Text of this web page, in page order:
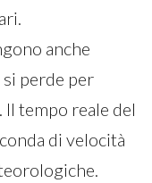
anche
perde per
Il tempo reale del
di velocità